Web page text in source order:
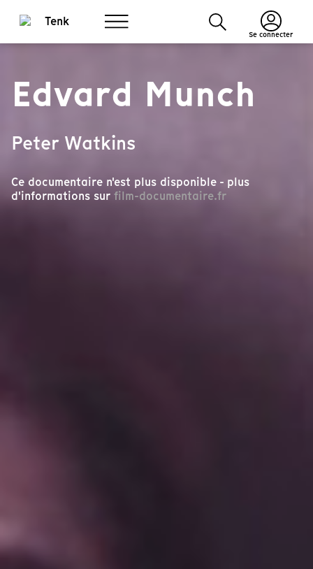
Se connecter
Edvard Munch
Peter Watkins
Ce documentaire n'est plus disponible - plus
d'informations sur film-documentaire.fr